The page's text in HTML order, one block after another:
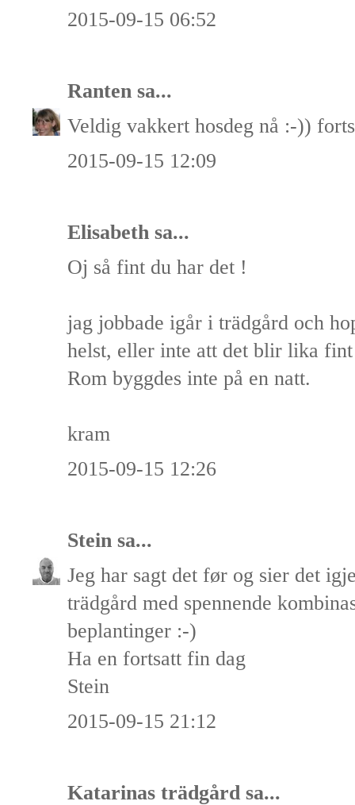
2015-09-15 06:52
Ranten sa...
Veldig vakkert hosdeg nå :-))
2015-09-15 12:09
Elisabeth sa...
Oj så fint du har det !
jag jobbade igår i trädgård och
helst, eller inte att det blir lika
Rom byggdes inte på en natt.
kram
2015-09-15 12:26
Stein sa...
Jeg har sagt det før og sier det
trädgård med spennende
beplantinger :-)
Ha en fortsatt fin dag
Stein
2015-09-15 21:12
Katarinas trädgård sa...